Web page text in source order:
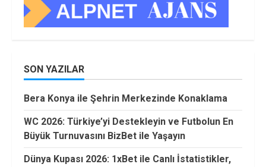
SON YAZILAR
Bera Konya ile Şehrin Merkezinde Konaklama
WC 2026: Türkiye’yi Destekleyin ve Futbolun En
Büyük Turnuvasını BizBet ile Yaşayın
Dünya Kupası 2026: 1xBet ile Canlı İstatistikler,